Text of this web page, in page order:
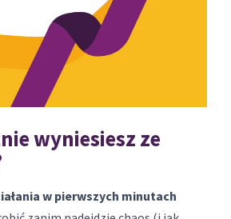
wyniesiesz ze
w pierwszych minutach